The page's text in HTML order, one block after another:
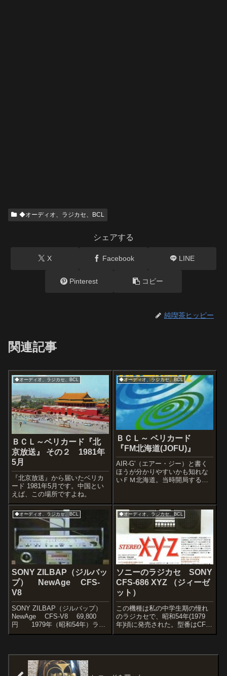
◆オーディオ、ラジカセ、BCL
シェアする
X Facebook LINE
Pinterest コピー
純喫茶ヒッピー
関連記事
◆オーディオ、ラジカセ、BCL
ＢＣＬ～ベリカード『北
京放送』 その２ 1981年
5月
『北京放送』から届いたベリカ
ード 1981年5月です。中国とい
えば、この場所ですよね。
◆オーディオ、ラジカセ、BCL
ＢＣＬ～ ベリカード
『FM北海道(JOFU)』
AIR-G'（エアー・ジー）と書く
ほうが分かりやすいかも知れな
いＦＭ北海道。当時開局するに
放送の部分的不具合をみつけて
局に手紙で連絡したところ、後
日届けられた郵便物。正確には
ベリカード...
◆オーディオ、ラジカセ、BCL
SONY ZILBAP（ジルバッ
プ） NewAge CFS-
V8
SONY ZILBAP（ジルバップ）
NewAge CFS-V8 69,800
円 1979年（昭和54年）ラジ
カセなのに・・・こんなことが
ンが大人びてる・・・。ラジカ
セなのに、...
◆オーディオ、ラジカセ、BCL
ソニーのラジカセ SONY
CFS-686 XYZ （ジィーゼ
ット）
この機種は私の中学生期の憧れ
のラジカセで、昭和54年(1979
年)頃に発売された。型番はCFS-
686だけど、通称ＸＹＺと書いて
ザインされていて、札幌に住む